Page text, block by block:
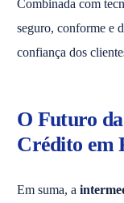
Combinada com
seguro, conforme e
confiança dos
O Futuro
Crédito em
Em suma, a